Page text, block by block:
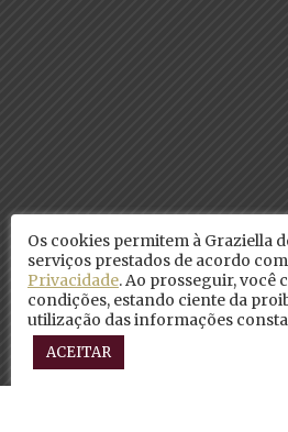
Os cookies permitem à Graziella
serviços prestados de acordo
Privacidade. Ao prosseguir, você
condições, estando ciente da
utilização das informações
ACEITAR